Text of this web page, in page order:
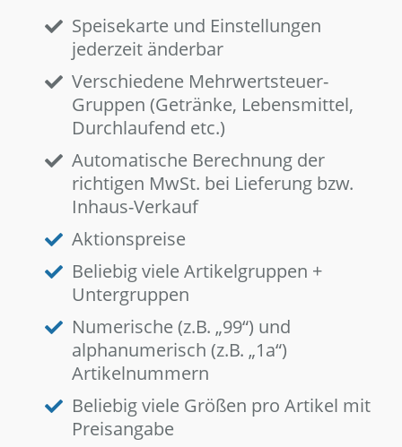
Speisekarte und Einstellungen
jederzeit änderbar
Verschiedene Mehrwertsteuer-
Gruppen (Getränke, Lebensmittel,
Durchlaufend etc.)
Automatische Berechnung der
richtigen MwSt. bei Lieferung bzw.
Inhaus-Verkauf
Aktionspreise
Beliebig viele Artikelgruppen +
Untergruppen
Numerische (z.B. „99“) und
alphanumerisch (z.B. „1a“)
Artikelnummern
Beliebig viele Größen pro Artikel mit
Preisangabe